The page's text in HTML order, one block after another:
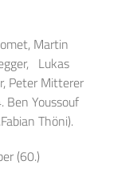
Martin
Lukas
Peter Mitterer
Ben Youssouf
Thöni).
(60.)